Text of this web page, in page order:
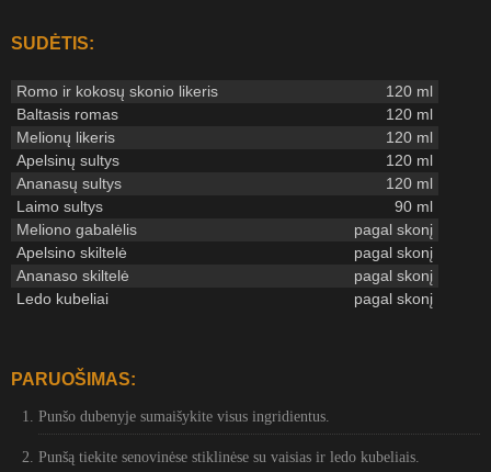
SUDĖTIS:
Romo ir kokosų skonio likeris
120 ml
Baltasis romas
120 ml
Melionų likeris
120 ml
Apelsinų sultys
120 ml
Ananasų sultys
120 ml
Laimo sultys
90 ml
Meliono gabalėlis
pagal skonį
Apelsino skiltelė
pagal skonį
Ananaso skiltelė
pagal skonį
Ledo kubeliai
pagal skonį
PARUOŠIMAS:
Punšo dubenyje sumaišykite visus ingridientus.
Punšą tiekite senovinėse stiklinėse su vaisias ir ledo kubeliais.